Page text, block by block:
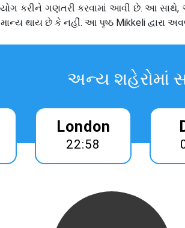
કરીને ગણતરી કરવામાં આવી છે. આ
થાય છે કે નહીં. આ પૃષ્ઠ Mikkeli દ્વારા
અન્ય શહેરોમાં
London
22:58